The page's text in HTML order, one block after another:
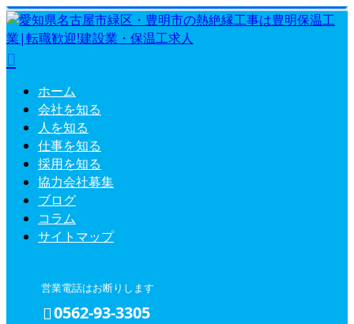
ホーム
会社を知る
人を知る
仕事を知る
採用を知る
協力会社募集
ブログ
コラム
サイトマップ
営業電話はお断りします
0562-93-3305